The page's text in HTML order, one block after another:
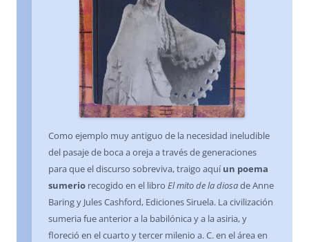
Como ejemplo muy antiguo de la necesidad ineludible
del pasaje de boca a oreja a través de generaciones
para que el discurso sobreviva, traigo aquíun poema
sumerio recogido en el libro El mito de la diosade Anne
Baring y Jules Cashford, Ediciones Siruela. La civilización
sumeria fue anterior a la babilónica y a la asiria, y
floreció en el cuarto y tercer milenio a. C. en el área en